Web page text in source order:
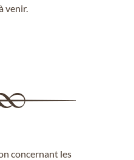
venir.
concernant les